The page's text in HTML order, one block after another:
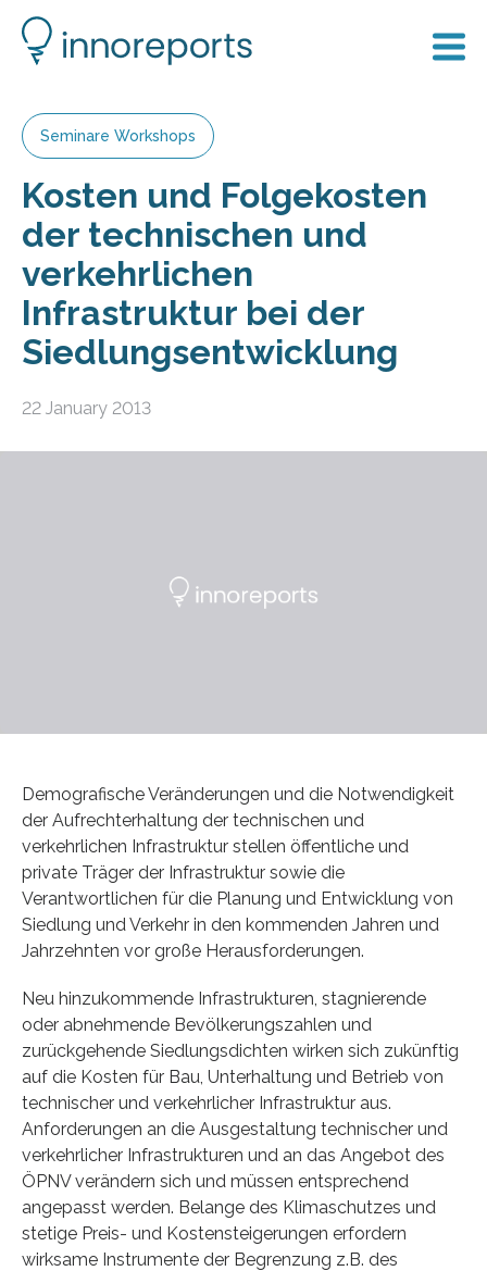
Seminare Workshops
Kosten und Folgekosten
der technischen und
verkehrlichen
Infrastruktur bei der
Siedlungsentwicklung
22 January 2013
Demografische Veränderungen und die Notwendigkeit
der Aufrechterhaltung der technischen und
verkehrlichen Infrastruktur stellen öffentliche und
private Träger der Infrastruktur sowie die
Verantwortlichen für die Planung und Entwicklung von
Siedlung und Verkehr in den kommenden Jahren und
Jahrzehnten vor große Herausforderungen.
Neu hinzukommende Infrastrukturen, stagnierende
oder abnehmende Bevölkerungszahlen und
zurückgehende Siedlungsdichten wirken sich zukünftig
auf die Kosten für Bau, Unterhaltung und Betrieb von
technischer und verkehrlicher Infrastruktur aus.
Anforderungen an die Ausgestaltung technischer und
verkehrlicher Infrastrukturen und an das Angebot des
ÖPNV verändern sich und müssen entsprechend
angepasst werden. Belange des Klimaschutzes und
stetige Preis- und Kostensteigerungen erfordern
wirksame Instrumente der Begrenzung z.B. des